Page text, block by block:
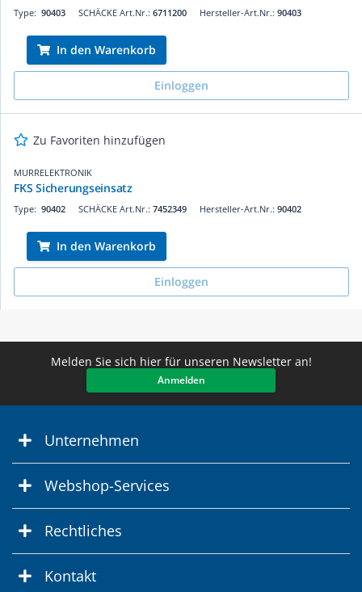
SCHÄCKE Art.Nr.: 6711200
Type: 90403 Hersteller-Art.Nr.: 90403
In den Warenkorb
Einloggen
Zu Favoriten hinzufügen
MURRELEKTRONIK
FKS Sicherungseinsatz
SCHÄCKE Art.Nr.: 7452349
Type: 90402 Hersteller-Art.Nr.: 90402
In den Warenkorb
Einloggen
Melden Sie sich hier für unseren Newsletter an!
Anmelden
Unternehmen
Webshop-Services
Rechtliches
Kontakt